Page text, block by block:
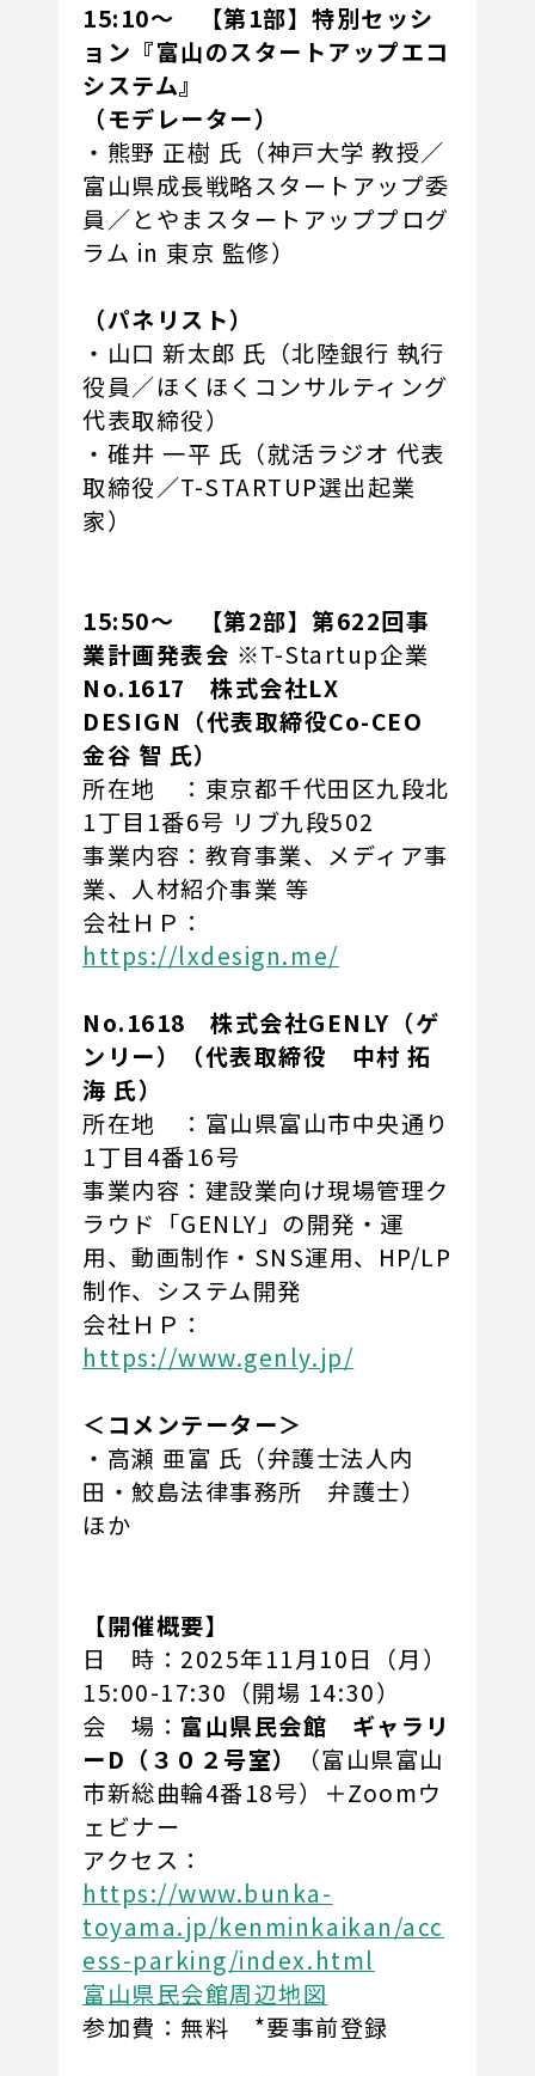
15:10～ 【第1部】特別セッシ
ョン『富山のスタートアップエコ
システム』
（モデレーター）
・熊野 正樹 氏（神戸大学 教授／
富山県成長戦略スタートアップ委
員／とやまスタートアッププログ
ラム in 東京 監修）
（パネリスト）
・山口 新太郎 氏（北陸銀行 執行
役員／ほくほくコンサルティング
代表取締役）
・碓井 一平 氏（就活ラジオ 代表
取締役／T-STARTUP選出起業
家）
15:50～ 【第2部】第622回事
業計画発表会 ※T-Startup企業
No.1617 株式会社LX
DESIGN（代表取締役Co-CEO
金谷 智 氏）
所在地 ：東京都千代田区九段北
1丁目1番6号 リブ九段502
事業内容：教育事業、メディア事
業、人材紹介事業 等
会社ＨＰ：
https://lxdesign.me/
No.1618 株式会社GENLY（ゲ
ンリー）（代表取締役 中村 拓
海 氏）
所在地 ：富山県富山市中央通り
1丁目4番16号
事業内容：建設業向け現場管理ク
ラウド「GENLY」の開発・運
用、動画制作・SNS運用、HP/LP
制作、システム開発
会社ＨＰ：
https://www.genly.jp/
＜コメンテーター＞
・高瀬 亜富 氏（弁護士法人内
田・鮫島法律事務所 弁護士）
ほか
【開催概要】
日 時：2025年11月10日（月）
15:00-17:30（開場 14:30）
会 場： 富山県民会館 ギャラリ
ーD（３０２号室）
（富山県富山
市新総曲輪4番18号）＋Zoomウ
ェビナー
アクセス：
https://www.bunka-
toyama.jp/kenminkaikan/acc
ess-parking/index.html
富山県民会館周辺地図
参加費：無料 *要事前登録